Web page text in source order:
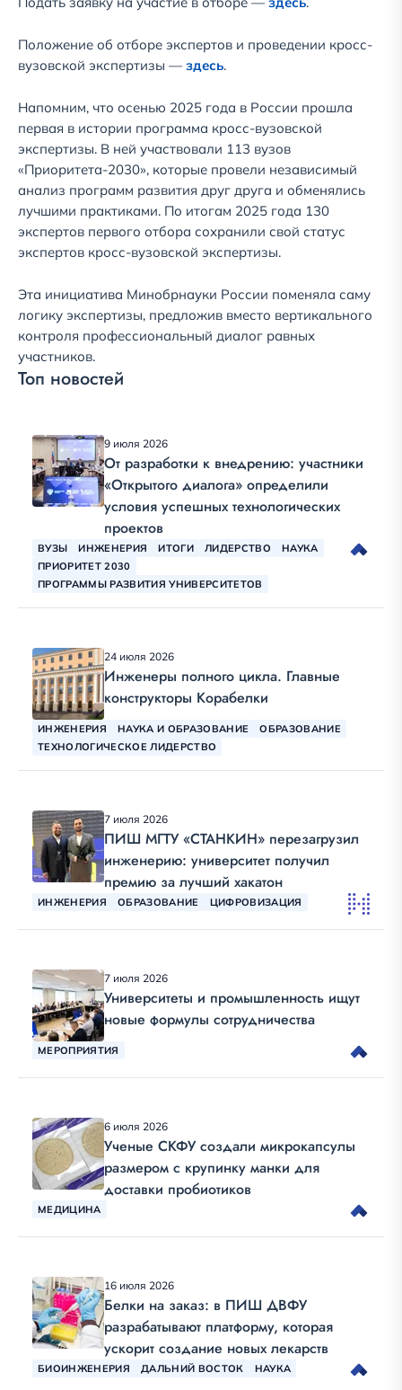
Положение об отборе экспертов и проведении кросс-
вузовской экспертизы — здесь.
Напомним, что осенью 2025 года в России прошла
первая в истории программа кросс-вузовской
экспертизы. В ней участвовали 113 вузов
«Приоритета-2030», которые провели независимый
анализ программ развития друг друга и обменялись
лучшими практиками. По итогам 2025 года 130
экспертов первого отбора сохранили свой статус
экспертов кросс-вузовской экспертизы.
Эта инициатива Минобрнауки России поменяла саму
логику экспертизы, предложив вместо вертикального
контроля профессиональный диалог равных
участников.
Топ новостей
9 июля 2026
От разработки к внедрению: участники
«Открытого диалога» определили
условия успешных технологических
проектов
ВУЗЫ ИНЖЕНЕРИЯ ИТОГИ ЛИДЕРСТВО
НАУКА
ПРИОРИТЕТ 2030
ПРОГРАММЫ РАЗВИТИЯ УНИВЕРСИТЕТОВ
24 июля 2026
Инженеры полного цикла. Главные
конструкторы Корабелки
ИНЖЕНЕРИЯ НАУКА И ОБРАЗОВАНИЕ
ОБРАЗОВАНИЕ
ТЕХНОЛОГИЧЕСКОЕ ЛИДЕРСТВО
7 июля 2026
ПИШ МГТУ «СТАНКИН» перезагрузил
инженерию: университет получил
премию за лучший хакатон
ИНЖЕНЕРИЯ ОБРАЗОВАНИЕ ЦИФРОВИЗАЦИЯ
7 июля 2026
Университеты и промышленность ищут
новые формулы сотрудничества
МЕРОПРИЯТИЯ
6 июля 2026
Ученые СКФУ создали микрокапсулы
размером с крупинку манки для
доставки пробиотиков
МЕДИЦИНА
16 июля 2026
Белки на заказ: в ПИШ ДВФУ
разрабатывают платформу, которая
ускорит создание новых лекарств
БИОИНЖЕНЕРИЯ ДАЛЬНИЙ ВОСТОК НАУКА